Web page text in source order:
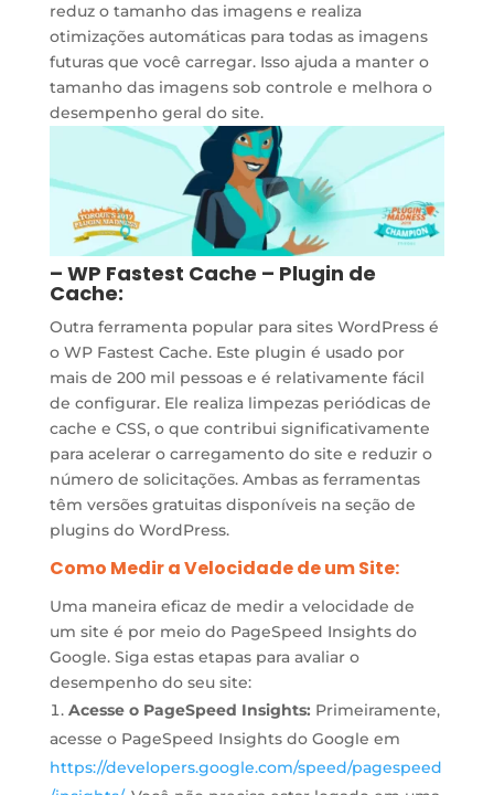
reduz o tamanho das imagens e realiza
otimizações automáticas para todas as imagens
futuras que você carregar. Isso ajuda a manter o
tamanho das imagens sob controle e melhora o
desempenho geral do site.
– WP Fastest Cache – Plugin de
Cache:
Outra ferramenta popular para sites WordPress é
o WP Fastest Cache. Este plugin é usado por
mais de 200 mil pessoas e é relativamente fácil
de configurar. Ele realiza limpezas periódicas de
cache e CSS, o que contribui significativamente
para acelerar o carregamento do site e reduzir o
número de solicitações. Ambas as ferramentas
têm versões gratuitas disponíveis na seção de
plugins do WordPress.
Como Medir a Velocidade de um Site:
Uma maneira eficaz de medir a velocidade de
um site é por meio do PageSpeed Insights do
Google. Siga estas etapas para avaliar o
desempenho do seu site:
Acesse o PageSpeed Insights: Primeiramente,
acesse o PageSpeed Insights do Google em
https://developers.google.com/speed/pagespeed